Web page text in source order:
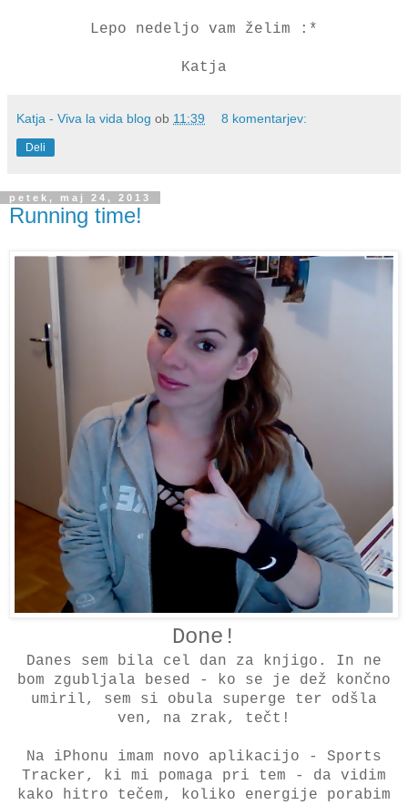
Lepo nedeljo vam želim :*
Katja
Katja - Viva la vida blog ob 11:39 8 komentarjev:
Deli
petek, maj 24, 2013
Running time!
Done!
Danes sem bila cel dan za knjigo. In ne
bom zgubljala besed - ko se je dež končno
umiril, sem si obula superge ter odšla
ven, na zrak, tečt!
Na iPhonu imam novo aplikacijo - Sports
Tracker, ki mi pomaga pri tem - da vidim
kako hitro tečem, koliko energije porabim